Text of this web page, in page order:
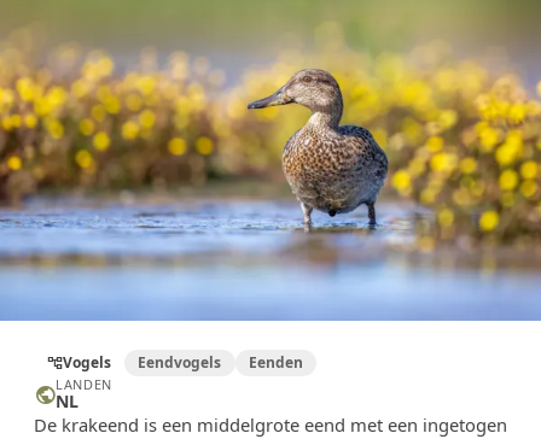
account_treeVogels Eendvogels Eenden
publicLANDEN
NL
De krakeend is een middelgrote eend met een ingetogen